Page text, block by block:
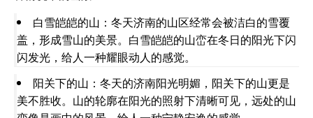
白雪皑皑的山：冬天济南的山区经常会被洁白的雪覆
盖，形成雪山的美景。白雪皑皑的山峦在冬日的阳光下闪
闪发光，给人一种耀眼动人的感觉。
阳关下的山：冬天的济南阳光明媚，阳关下的山更是
美不胜收。山的轮廓在阳光的照射下清晰可见，远处的山